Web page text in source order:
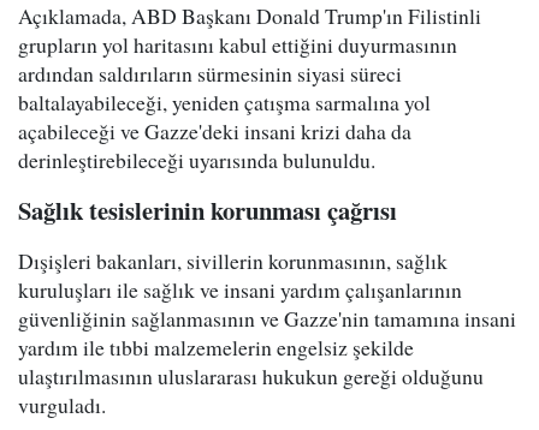
Açıklamada, ABD Başkanı Donald Trump'ın Filistinli
grupların yol haritasını kabul ettiğini duyurmasının
ardından saldırıların sürmesinin siyasi süreci
baltalayabileceği, yeniden çatışma sarmalına yol
açabileceği ve Gazze'deki insani krizi daha da
derinleştirebileceği uyarısında bulunuldu.
Sağlık tesislerinin korunması çağrısı
Dışişleri bakanları, sivillerin korunmasının, sağlık
kuruluşları ile sağlık ve insani yardım çalışanlarının
güvenliğinin sağlanmasının ve Gazze'nin tamamına insani
yardım ile tıbbi malzemelerin engelsiz şekilde
ulaştırılmasının uluslararası hukukun gereği olduğunu
vurguladı.